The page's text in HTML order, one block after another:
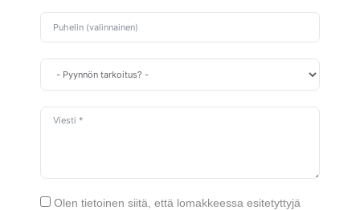
Olen tietoinen siitä, että lomakkeessa esitetyttyjä